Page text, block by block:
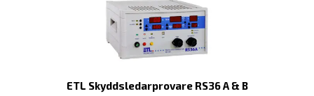
ETL Skyddsledarprovare RS36 A & B